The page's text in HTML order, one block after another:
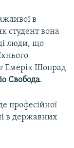
в
студент вона
люди, що
Емерік Шопрад
Свобода.
професійної
в державних